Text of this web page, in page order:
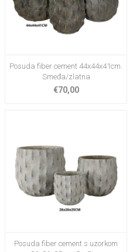
Posuda fiber cement 44x44x41cm.
Smeđa/zlatna
€70,00
Posuda fiber cement s uzorkom